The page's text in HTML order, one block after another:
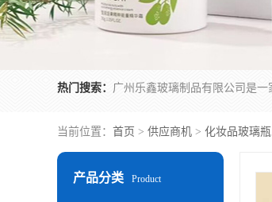
热门搜索：
当前位置： 首页 > 供应商机 > 化妆品玻璃瓶
产品分类 Product